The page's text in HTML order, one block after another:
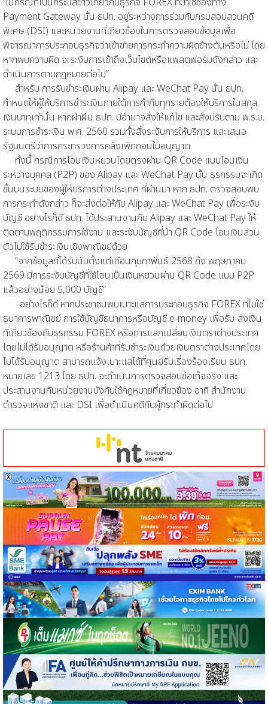
Payment Gateway นั้น ธปท. อยู่ระหว่างการร่วมกับกรมสอบสวนคดี
พิเศษ (DSI) และหน่วยงานที่เกี่ยวข้องในการตรวจสอบข้อมูลเพื่อ
พิจารณาการประกอบธุรกิจว่าเข้าข่ายการกระทำความผิดข้างต้นหรือไม่ โดย
หากพบความผิด จะระงับการเข้าถึงเว็บไซต์หรือแพลตฟอร์มดังกล่าว และ
ดำเนินการตามกฎหมายต่อไป”
สำหรับ การรับชำระเงินผ่าน Alipay และ WeChat Pay นั้น ธปท.
กำหนดให้ผู้ให้บริการชำระเงินภายใต้การกำกับทุกรายต้องให้บริการในสกุล
เงินบาทเท่านั้น หากฝ่าฝืน ธปท. มีอำนาจสั่งให้แก้ไข และสั่งปรับตาม พ.ร.บ.
ระบบการชำระเงิน พ.ศ. 2560 รวมทั้งสั่งระงับการให้บริการ และเสนอ
รัฐมนตรีว่าการกระทรวงการคลังเพิกถอนใบอนุญาต
ทั้งนี้ กรณีการโอนเงินหยวนโดยตรงผ่าน QR Code แบบโอนเงิน
ระหว่างบุคคล (P2P) ของ Alipay และ WeChat Pay นั้น ธุรกรรมจะเกิด
ขึ้นบนระบบของผู้ให้บริการต่างประเทศ ที่ผ่านมา หาก ธปท. ตรวจสอบพบ
การกระทำดังกล่าว ก็จะส่งต่อให้กับ Alipay และ WeChat Pay เพื่อระงับ
บัญชี อย่างไรก็ดี ธปท. ได้ประสานงานกับ Alipay และ WeChat Pay ให้
ติดตามพฤติกรรมการใช้งาน และระงับบัญชีที่นำ QR Code โอนเงินส่วน
ตัวไปใช้รับชำระเงินเชิงพาณิชย์ด้วย
“จากข้อมูลที่ได้รับนับตั้งแต่เดือนกุมภาพันธ์ 2568 ถึง พฤษภาคม
2569 มีการระงับบัญชีที่ใช้โอนเป็นเงินหยวนผ่าน QR Code แบบ P2P
แล้วอย่างน้อย 5,000 บัญชี”
อย่างไรก็ดี หากประชาชนพบเบาะแสการประกอบธุรกิจ FOREX ที่ไม่ใช่
ธนาคารพาณิชย์ การใช้บัญชีธนาคารหรือบัญชี e-money เพื่อรับ-ส่งเงิน
ที่เกี่ยวข้องกับธุรกรรม FOREX หรือการแลกเปลี่ยนเงินตราต่างประเทศ
โดยไม่ได้รับอนุญาต หรือร้านค้าที่รับชำระเงินด้วยเงินตราต่างประเทศโดย
ไม่ได้รับอนุญาต สามารถแจ้งเบาะแสได้ที่ศูนย์รับเรื่องร้องเรียน ธปท.
หมายเลข 1213 โดย ธปท. จะดำเนินการตรวจสอบข้อเท็จจริง และ
ประสานงานกับหน่วยงานบังคับใช้กฎหมายที่เกี่ยวข้อง อาทิ สำนักงาน
ตำรวจแห่งชาติ และ DSI เพื่อดำเนินคดีกับผู้กระทำผิดต่อไป